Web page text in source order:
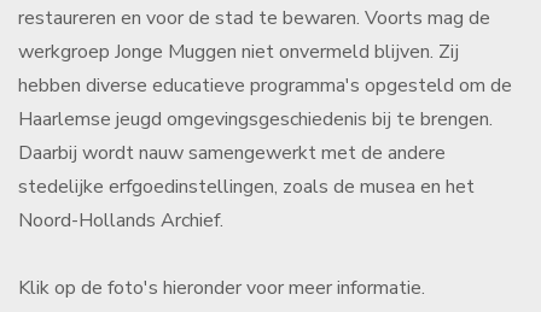
restaureren en voor de stad te bewaren. Voorts mag de
werkgroep Jonge Muggen niet onvermeld blijven. Zij
hebben diverse educatieve programma's opgesteld om de
Haarlemse jeugd omgevingsgeschiedenis bij te brengen.
Daarbij wordt nauw samengewerkt met de andere
stedelijke erfgoedinstellingen, zoals de musea en het
Noord-Hollands Archief.
Klik op de foto's hieronder voor meer informatie.